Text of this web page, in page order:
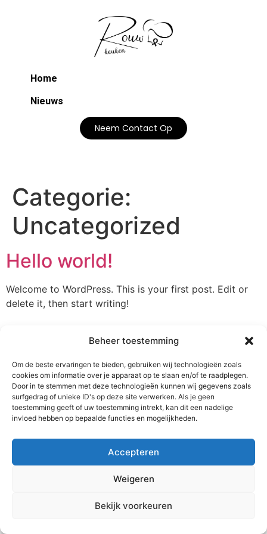
Beheer toestemming
Om de beste ervaringen te bieden, gebruiken wij technologieën zoals
cookies om informatie over je apparaat op te slaan en/of te raadplegen.
Door in te stemmen met deze technologieën kunnen wij gegevens zoals
surfgedrag of unieke ID's op deze site verwerken. Als je geen
toestemming geeft of uw toestemming intrekt, kan dit een nadelige
invloed hebben op bepaalde functies en mogelijkheden.
Accepteren
Weigeren
Bekijk voorkeuren
Home
Nieuws
Neem Contact Op
Categorie:
Uncategorized
Hello world!
Welcome to WordPress. This is your first post. Edit or
delete it, then start writing!
Alle rechten voorbehouden